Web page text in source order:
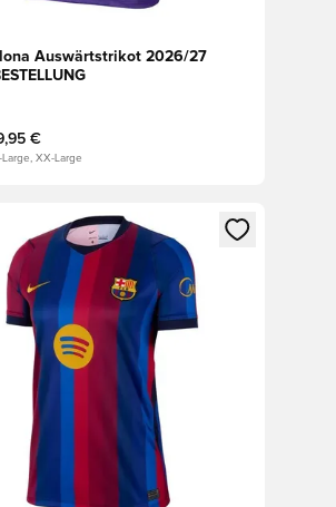
Auswärtstrikot 2026/27
€
Large, XX-Large
als Mitglied
ein neues Fenster zum Anmelden oder